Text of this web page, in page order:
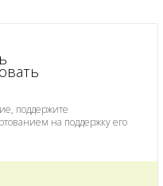
поддержите
на поддержку его